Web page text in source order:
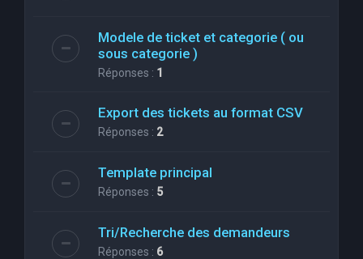
Modele de ticket et categorie ( ou
sous categorie )
Réponses : 1
Export des tickets au format CSV
Réponses : 2
Template principal
Réponses : 5
Tri/Recherche des demandeurs
Réponses : 6